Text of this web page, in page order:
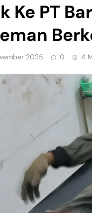
Ke PT
2025 0 4